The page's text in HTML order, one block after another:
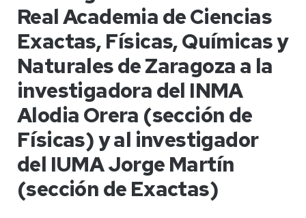
Real Academia de Ciencias
Exactas, Físicas, Químicas y
Naturales de Zaragoza a la
investigadora del INMA
Alodia Orera (sección de
Físicas) y al investigador
del IUMA Jorge Martín
(sección de Exactas)